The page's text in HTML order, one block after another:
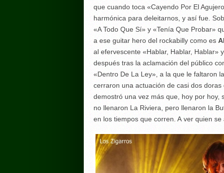
que cuando toca «Cayendo Por El
harmónica para deleitarnos, y así fue.
«A Todo Que Sí» y «Tenía Que Probar»
a ese guitar hero del rockabilly como es
al efervescente «Hablar, Hablar, Hablar»
después tras la aclamación del público
«Dentro De La Ley», a la que le faltaron
cerraron una actuación de casi dos
demostró una vez más que, hoy por hoy,
no llenaron La Riviera, pero llenaron la
en los tiempos que corren. A ver quien